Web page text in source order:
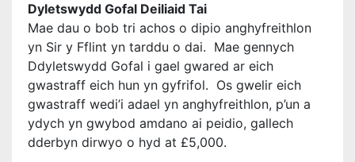
Dyletswydd Gofal Deiliaid Tai
Mae dau o bob tri achos o dipio anghyfreithlon
yn Sir y Fflint yn tarddu o dai. Mae gennych
Ddyletswydd Gofal i gael gwared ar eich
gwastraff eich hun yn gyfrifol. Os gwelir eich
gwastraff wedi’i adael yn anghyfreithlon, p’un a
ydych yn gwybod amdano ai peidio, gallech
dderbyn dirwyo o hyd at £5,000.